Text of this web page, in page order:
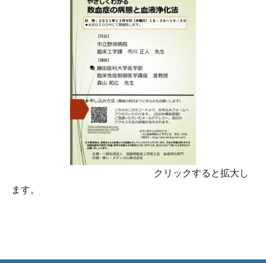
クリックすると拡大し
ます。